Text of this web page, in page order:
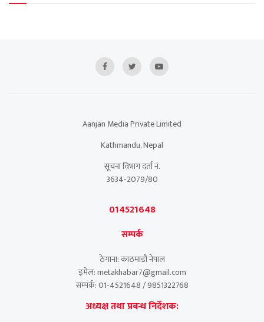
Aanjan Media Private Limited
Kathmandu, Nepal
सूचना विभाग दर्ता नं.
3634-2079/80
014521648
सम्पर्क
ठेगाना: काठमाडौं नेपाल
इमेल: metakhabar7@gmail.com
सम्पर्क: 01-4521648 / 9851322768
अध्यक्ष तथा प्रबन्ध निर्देशक: